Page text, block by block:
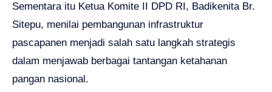
Sementara itu Ketua Komite II DPD RI, Badikenita Br.
Sitepu, menilai pembangunan infrastruktur
pascapanen menjadi salah satu langkah strategis
dalam menjawab berbagai tantangan ketahanan
pangan nasional.